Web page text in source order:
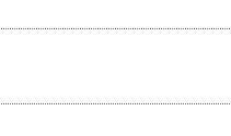
Bildung
Seminare
Akademie
Verlag